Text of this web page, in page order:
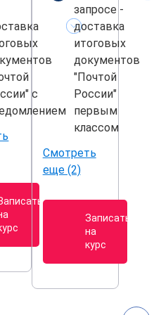
с
запросе -
доставка
итоговых
документов
"Почтой
России"
первым
классом
Смотреть
еще (2)
Записаться
на
курс